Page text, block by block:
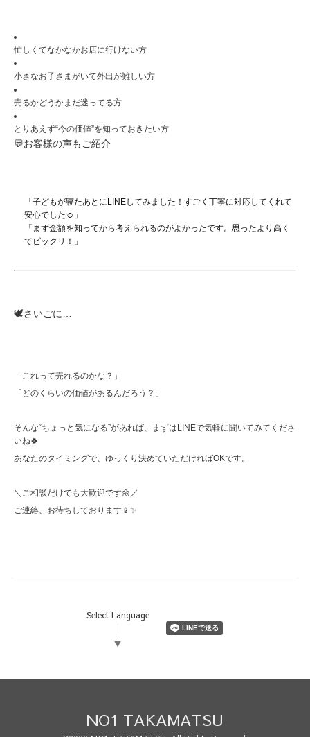
忙しくてなかなかお店に行けない方
小さなお子さまがいて外出が難しい方
売るかどうかまだ迷ってる方
とりあえず“今の価値”を知っておきたい方
💬お客様の声もご紹介
「子どもが寝たあとにLINEしてみました！すごく丁寧に対応してくれて
安心でした☺️」
「まず金額を知ってから考えられるのがよかったです。思ったより高く
てビックリ！」
🕊️さいごに…
「これって売れるのかな？」
「どのくらいの価値があるんだろう？」
そんな“ちょっと気になる”があれば、まずはLINEで気軽に聞いてみてくださ
いね🍀
あなたのタイミングで、ゆっくり決めていただければOKです。
＼ご相談だけでも大歓迎です🌼／
ご連絡、お待ちしております📱✨
Select Language
▼
NO1 TAKAMATSU